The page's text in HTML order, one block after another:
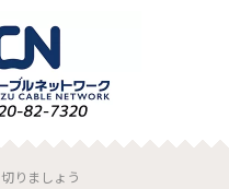
りましょう